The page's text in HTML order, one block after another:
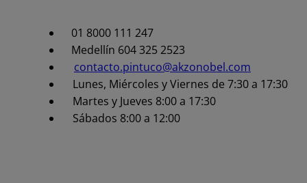
01 8000 111 247
Medellín 604 325 2523
contacto.pintuco@akzonobel.com
Lunes, Miércoles y Viernes de 7:30 a 17:30
Martes y Jueves 8:00 a 17:30
Sábados 8:00 a 12:00